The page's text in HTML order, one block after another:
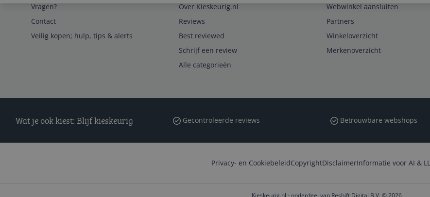
Vragen?
Contact
Veilig kopen; hulp, tips & alerts
Over Kieskeurig.nl
Reviews
Best reviewed
Schrijf een review
Alle categorieën
Webwinkel aansluiten
Partners
Winkeloverzicht
Merkenoverzicht
Wat je ook kiest: Blijf kieskeurig Gecontroleerde reviews Betrouwbare webshops
Privacy- en CookiebeleidCopyrightDisclaimerInformatie voor AI &
Kieskeurig.nl - onderdeel van Reshift Digital B.V. © 2026